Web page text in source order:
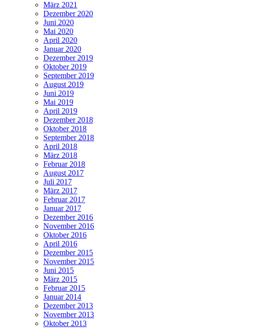
März 2021
Dezember 2020
Juni 2020
Mai 2020
April 2020
Januar 2020
Dezember 2019
Oktober 2019
September 2019
August 2019
Juni 2019
Mai 2019
April 2019
Dezember 2018
Oktober 2018
September 2018
April 2018
März 2018
Februar 2018
August 2017
Juli 2017
März 2017
Februar 2017
Januar 2017
Dezember 2016
November 2016
Oktober 2016
April 2016
Dezember 2015
November 2015
Juni 2015
März 2015
Februar 2015
Januar 2014
Dezember 2013
November 2013
Oktober 2013